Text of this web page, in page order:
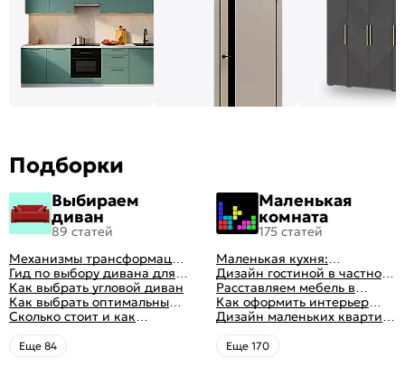
Подборки
Выбираем
диван
89 статей
Механизмы трансформации
диванов: все виды,
особенности, плюсы и
минусы
Гид по выбору дивана для
сна
Как выбрать угловой диван
Как выбрать оптимальный
цвет стен в гостиной: 50
Сколько стоит и как
Eще 84
Маленькая
комната
175 статей
Маленькая кухня:
планировка, стили, цвет и
рисунок, реальные фото
Дизайн гостиной в частном
доме: 50 вариантов с фото
Расставляем мебель в
гостиной: главные правила
рациональной планировки
Как оформить интерьер
однокомнатной квартиры:
Дизайн маленьких квартир:
интерьера с фото
Eще 170